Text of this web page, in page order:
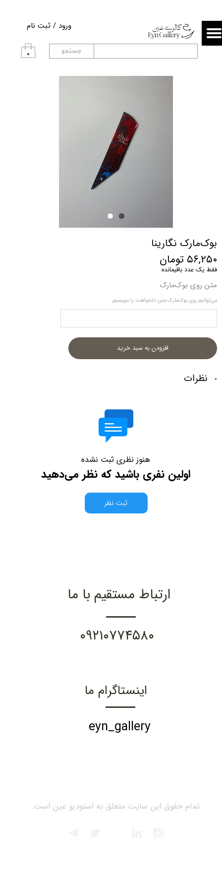
۰
ورود / ثبت نام
حساب کاربری من
تغییر گذر واژه
جستجو
بوک‌مارک نگارینا
۵۶,۲۵۰ تومان
فقط یک عدد باقیمانده
متن روی بوک‌مارک
می‌توانیم روی بوک‌مارک متن دلخواهت را بنویسیم.
افزودن به سبد خرید
نظرات
هنوز نظری ثبت نشده
اولین نفری باشید که نظر می‌دهید
ثبت نظر
تمام حقوق این سایت متعلق به استودیو عین است.
ارتباط مستقیم با ما
۰۹۲۱۰۷۷۴۵۸۰
اینستاگرام ما
eyn_gallery